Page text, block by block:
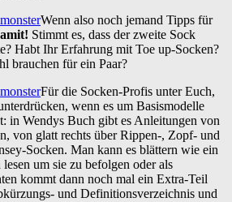
Wenn also noch jemand Tipps für
Stimmt es, dass der zweite Sock
Habt Ihr Erfahrung mit Toe up-Socken?
brauchen für ein Paar?
Für die Socken-Profis unter Euch,
wenn es um Basismodelle
in Wendys Buch gibt es Anleitungen von
von glatt rechts über Rippen-, Zopf- und
Socken. Man kann es blättern wie ein
um sie zu befolgen oder als
kommt dann noch mal ein Extra-Teil
und Definitionsverzeichnis und